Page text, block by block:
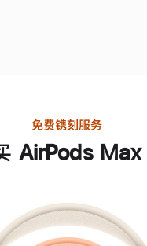
免费镌刻服务
AirPods